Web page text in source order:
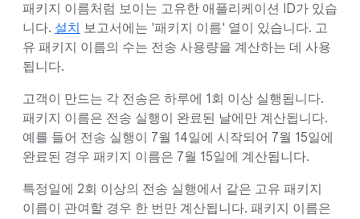
패키지 이름처럼 보이는 고유한 애플리케이션 ID가 있습
니다. 설치 보고서에는 '패키지 이름' 열이 있습니다. 고
유 패키지 이름의 수는 전송 사용량을 계산하는 데 사용
됩니다.
고객이 만드는 각 전송은 하루에 1회 이상 실행됩니다.
패키지 이름은 전송 실행이 완료된 날에만 계산됩니다.
예를 들어 전송 실행이 7월 14일에 시작되어 7월 15일에
완료된 경우 패키지 이름은 7월 15일에 계산됩니다.
특정일에 2회 이상의 전송 실행에서 같은 고유 패키지
이름이 관여할 경우 한 번만 계산됩니다. 패키지 이름은